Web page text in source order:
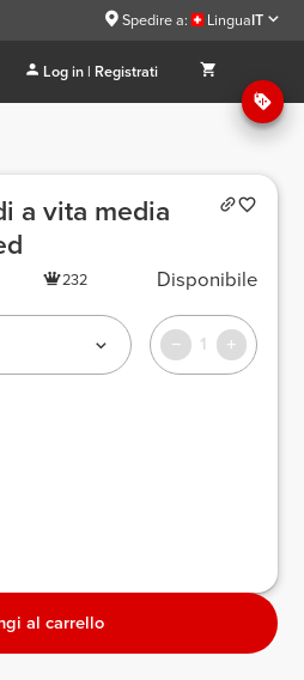
Spedire a: LinguaIT
Log in | Registrati
a vita media
232 Disponibile
1
al carrello